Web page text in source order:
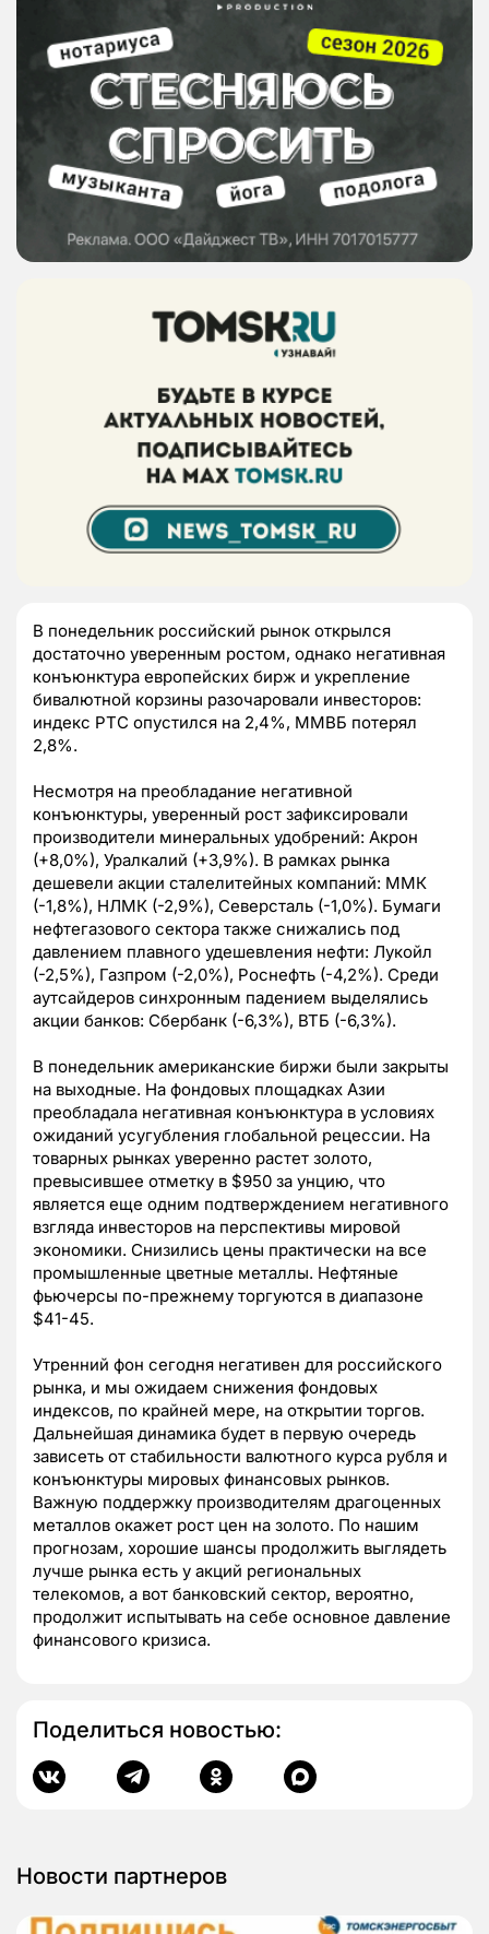
В понедельник российский рынок открылся
достаточно уверенным ростом, однако негативная
конъюнктура европейских бирж и укрепление
бивалютной корзины разочаровали инвесторов:
индекс РТС опустился на 2,4%, ММВБ потерял
2,8%.
Несмотря на преобладание негативной
конъюнктуры, уверенный рост зафиксировали
производители минеральных удобрений: Акрон
(+8,0%), Уралкалий (+3,9%). В рамках рынка
дешевели акции сталелитейных компаний: ММК
(-1,8%), НЛМК (-2,9%), Северсталь (-1,0%). Бумаги
нефтегазового сектора также снижались под
давлением плавного удешевления нефти: Лукойл
(-2,5%), Газпром (-2,0%), Роснефть (-4,2%). Среди
аутсайдеров синхронным падением выделялись
акции банков: Сбербанк (-6,3%), ВТБ (-6,3%).
В понедельник американские биржи были закрыты
на выходные. На фондовых площадках Азии
преобладала негативная конъюнктура в условиях
ожиданий усугубления глобальной рецессии. На
товарных рынках уверенно растет золото,
превысившее отметку в $950 за унцию, что
является еще одним подтверждением негативного
взгляда инвесторов на перспективы мировой
экономики. Снизились цены практически на все
промышленные цветные металлы. Нефтяные
фьючерсы по-прежнему торгуются в диапазоне
$41-45.
Утренний фон сегодня негативен для российского
рынка, и мы ожидаем снижения фондовых
индексов, по крайней мере, на открытии торгов.
Дальнейшая динамика будет в первую очередь
зависеть от стабильности валютного курса рубля и
конъюнктуры мировых финансовых рынков.
Важную поддержку производителям драгоценных
металлов окажет рост цен на золото. По нашим
прогнозам, хорошие шансы продолжить выглядеть
лучше рынка есть у акций региональных
телекомов, а вот банковский сектор, вероятно,
продолжит испытывать на себе основное давление
финансового кризиса.
Поделиться новостью:
Новости партнеров